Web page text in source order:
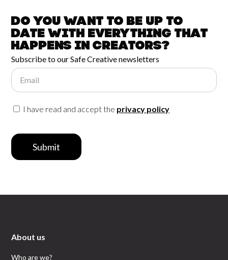
Do you want to be up to
date witheverything that
happens inCreators?
Subscribe to our Safe Creative newsletters
Email
I have read and accept the privacy policy
Submit
About us
Who are we?